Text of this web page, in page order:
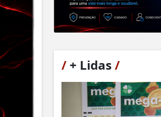
/+ Lidas /